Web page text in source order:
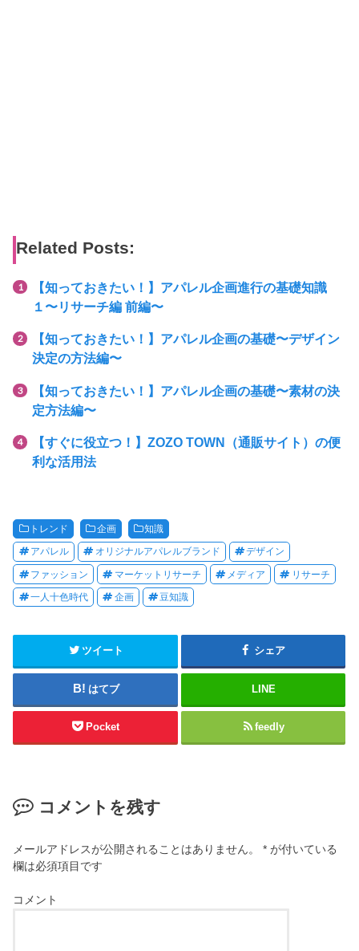
Related Posts:
【知っておきたい！】アパレル企画進行の基礎知識
１〜リサーチ編 前編〜
【知っておきたい！】アパレル企画の基礎〜デザイン
決定の方法編〜
【知っておきたい！】アパレル企画の基礎〜素材の決
定方法編〜
【すぐに役立つ！】ZOZO TOWN（通販サイト）の便
利な活用法
トレンド 企画 知識
アパレル オリジナルアパレルブランド デザイン
ファッション マーケットリサーチ メディア リサーチ
一人十色時代 企画 豆知識
ツイート シェア
はてブ LINE
Pocket feedly
コメントを残す
メールアドレスが公開されることはありません。 * が付いている
欄は必須項目です
コメント